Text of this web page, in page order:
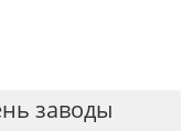
заводы